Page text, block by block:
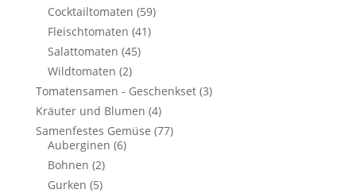
Cocktailtomaten (59)
Fleischtomaten (41)
Salattomaten (45)
Wildtomaten (2)
Tomatensamen - Geschenkset (3)
Kräuter und Blumen (4)
Samenfestes Gemüse (77)
Auberginen (6)
Bohnen (2)
Gurken (5)